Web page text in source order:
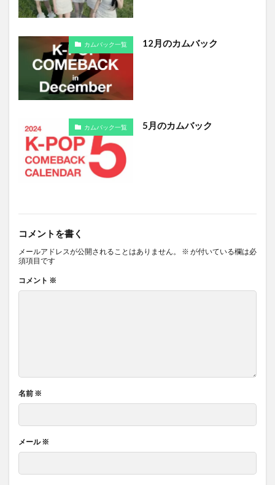
カムバック一覧 12月のカムバック
カムバック一覧 5月のカムバック
コメントを書く
メールアドレスが公開されることはありません。 ※ が付いている欄は必
須項目です
コメント ※
名前 ※
メール※